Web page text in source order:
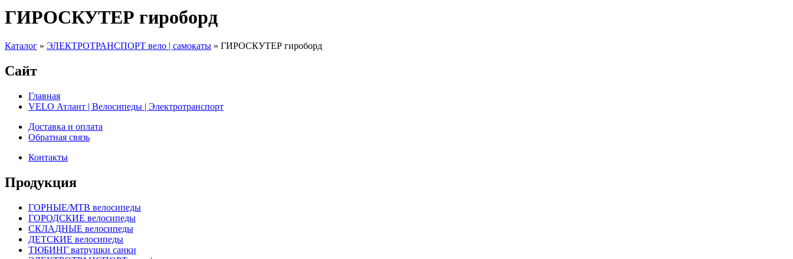
ГИРОСКУТЕР гироборд
Каталог » ЭЛЕКТРОТРАНСПОРТ вело | самокаты » ГИРОСКУТЕР гироборд
Сайт
Главная
VELO Атлант | Велосипеды | Электротранспорт
Доставка и оплата
Обратная связь
Контакты
Продукция
ГОРНЫЕ/MTB велосипеды
ГОРОДСКИЕ велосипеды
СКЛАДНЫЕ велосипеды
ДЕТСКИЕ велосипеды
ТЮБИНГ ватрушки санки